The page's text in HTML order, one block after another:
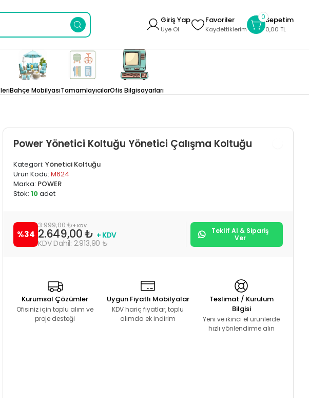
Giriş Yap
Üye Ol
Favoriler
Kaydettiklerim
0Sepetim
0,00 TL
Bahçe MobilyasıTamamlayıcılarOfis Bilgisayarları
Power Yönetici Koltuğu Yönetici Çalışma Koltuğu
Kategori:Yönetici Koltuğu
Ürün Kodu:M624
Marka: POWER
Stok:10adet
%34
3.999,00 ₺+ KDV
2.649,00 ₺ + KDV
2.913,90 ₺
Teklif Al & Sipariş
Ver
Kurumsal Çözümler
Ofisiniz için toplu alım ve
proje desteği
Uygun Fiyatlı Mobilyalar
KDV hariç fiyatlar, toplu
alımda ek indirim
Teslimat / Kurulum
Bilgisi
Yeni ve ikinci el ürünlerde
hızlı yönlendirme alın